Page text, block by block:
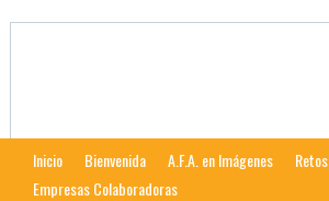
Inicio Bienvenida A.F.A. en Imágenes Retos
Empresas Colaboradoras